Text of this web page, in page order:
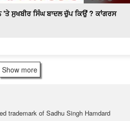
ਸੁਖਬੀਰ ਸਿੰਘ ਬਾਦਲ ਚੁੱਪ ਕਿਉਂ ? ਕਾਂਗਰਸ
Show more
trademark of Sadhu Singh Hamdard